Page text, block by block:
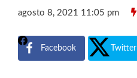
agosto 8, 2021 11:05 pm
Facebook Twitter